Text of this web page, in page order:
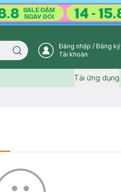
Search icon User Icon
Đăng nhập / Đăng ký
Tài khoản
Tải ứng dụng